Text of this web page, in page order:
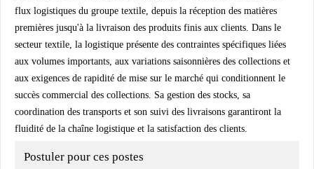
flux logistiques du groupe textile, depuis la réception des matières
premières jusqu'à la livraison des produits finis aux clients. Dans le
secteur textile, la logistique présente des contraintes spécifiques liées
aux volumes importants, aux variations saisonnières des collections et
aux exigences de rapidité de mise sur le marché qui conditionnent le
succès commercial des collections. Sa gestion des stocks, sa
coordination des transports et son suivi des livraisons garantiront la
fluidité de la chaîne logistique et la satisfaction des clients.
Postuler pour ces postes